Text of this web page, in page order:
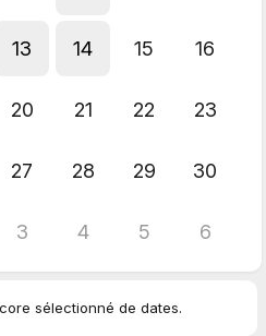
13 14 15 16
20 21 22 23
27 28 29 30
3 4 5 6
sélectionné de dates.